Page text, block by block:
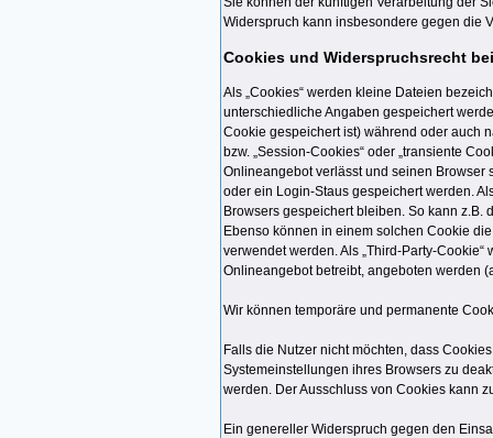
Widerspruch kann insbesondere gegen die
Cookies und Widerspruchsrecht
Als „Cookies“ werden kleine Dateien
unterschiedliche Angaben gespeichert
Cookie gespeichert ist) während oder auch
bzw. „Session-Cookies“ oder „transiente
Onlineangebot verlässt und seinen Browser
oder ein Login-Staus gespeichert werden.
Browsers gespeichert bleiben. So kann
Ebenso können in einem solchen Cookie
verwendet werden. Als „Third-Party-
Onlineangebot betreibt, angeboten werden
Wir können temporäre und permanente
Falls die Nutzer nicht möchten, dass
Systemeinstellungen ihres Browsers zu
werden. Der Ausschluss von Cookies kann
Ein genereller Widerspruch gegen den